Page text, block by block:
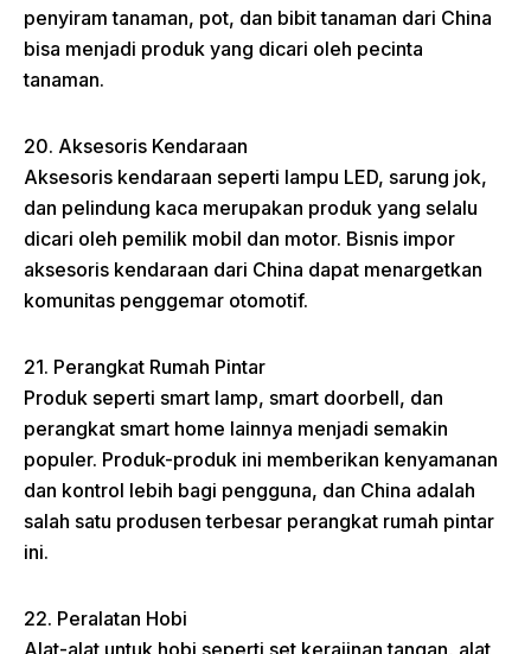
penyiram tanaman, pot, dan bibit tanaman dari China
bisa menjadi produk yang dicari oleh pecinta
tanaman.
20. Aksesoris Kendaraan
Aksesoris kendaraan seperti lampu LED, sarung jok,
dan pelindung kaca merupakan produk yang selalu
dicari oleh pemilik mobil dan motor. Bisnis impor
aksesoris kendaraan dari China dapat menargetkan
komunitas penggemar otomotif.
21. Perangkat Rumah Pintar
Produk seperti smart lamp, smart doorbell, dan
perangkat smart home lainnya menjadi semakin
populer. Produk-produk ini memberikan kenyamanan
dan kontrol lebih bagi pengguna, dan China adalah
salah satu produsen terbesar perangkat rumah pintar
ini.
22. Peralatan Hobi
Alat-alat untuk hobi seperti set kerajinan tangan, alat